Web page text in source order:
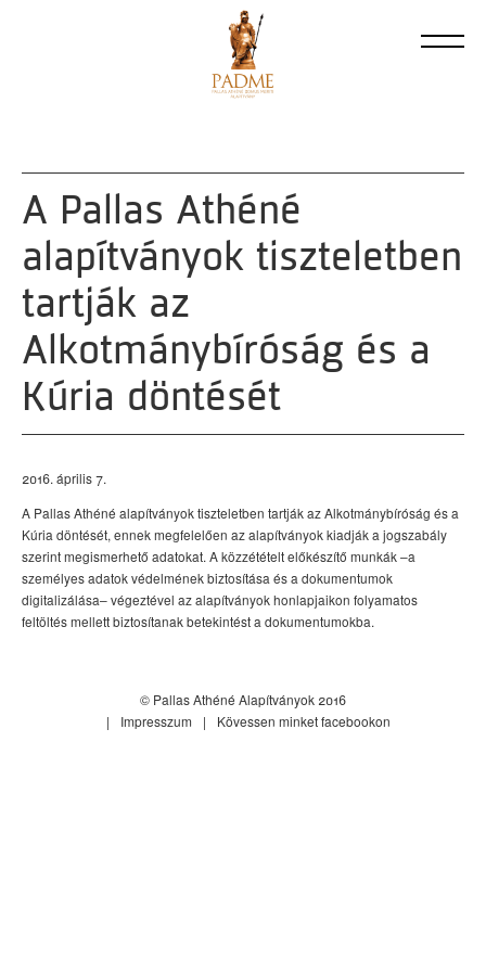
A Pallas Athéné
alapítványok tiszteletben
tartják az
Alkotmánybíróság és a
Kúria döntését
2016. április 7.
A Pallas Athéné alapítványok tiszteletben tartják az Alkotmánybíróság és a
Kúria döntését, ennek megfelelően az alapítványok kiadják a jogszabály
szerint megismerhető adatokat. A közzétételt előkészítő munkák –a
személyes adatok védelmének biztosítása és a dokumentumok
digitalizálása– végeztével az alapítványok honlapjaikon folyamatos
feltöltés mellett biztosítanak betekintést a dokumentumokba.
© Pallas Athéné Alapítványok 2016
Impresszum
Kövessen minket facebookon